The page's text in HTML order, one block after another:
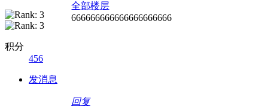
积分
456
发消息
全部楼层
666666666666666666666
回复